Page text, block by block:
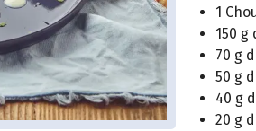
1
150
70 g
50 g
40 g
20 g